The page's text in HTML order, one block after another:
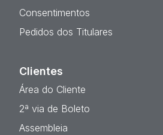
Consentimentos
Pedidos dos Titulares
Clientes
Área do Cliente
2ª via de Boleto
Assembleia